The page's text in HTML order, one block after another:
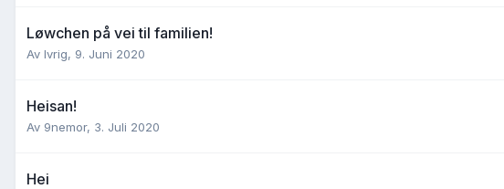
Løwchen på vei til familien!
Av Ivrig, 9. Juni 2020
Heisan!
Av 9nemor, 3. Juli 2020
Hei